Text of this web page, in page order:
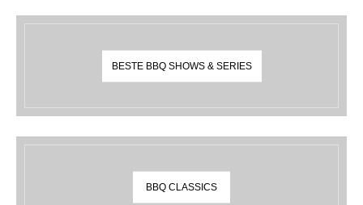
BESTE BBQ SHOWS & SERIES
BBQ CLASSICS